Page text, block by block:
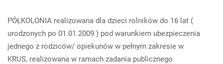
PÓŁKOLONIA realizowana dla dzieci rolników do 16 lat (
urodzonych po 01.01.2009 ) pod warunkiem ubezpieczenia
jednego z rodziców/ opiekunów w pełnym zakresie w
KRUS, realizowana w ramach zadania publicznego